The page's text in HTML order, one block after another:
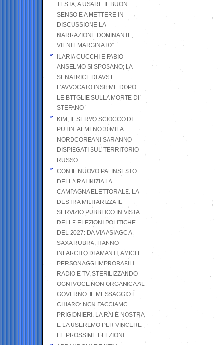
TESTA, A USARE IL BUON
SENSO E A METTERE IN
DISCUSSIONE LA
NARRAZIONE DOMINANTE,
VIENI EMARGINATO”
ILARIA CUCCHI E FABIO
ANSELMO SI SPOSANO; LA
SENATRICE DI AVS E
L’AVVOCATO INSIEME DOPO
LE BTTGLIE SULLA MORTE DI
STEFANO
KIM, IL SERVO SCIOCCO DI
PUTIN: ALMENO 30MILA
NORDCOREANI SARANNO
DISPIEGATI SUL TERRITORIO
RUSSO
CON IL NUOVO PALINSESTO
DELLA RAI INIZIA LA
CAMPAGNA ELETTORALE. LA
DESTRA MILITARIZZA IL
SERVIZIO PUBBLICO IN VISTA
DELLE ELEZIONI POLITICHE
DEL 2027: DA VIA ASIAGO A
SAXA RUBRA, HANNO
INFARCITO DI AMANTI, AMICI E
PERSONAGGI IMPROBABILI
RADIO E TV, STERILIZZANDO
OGNI VOCE NON ORGANICA AL
GOVERNO. IL MESSAGGIO È
CHIARO: NON FACCIAMO
PRIGIONIERI. LA RAI È NOSTRA
E LA USEREMO PER VINCERE
LE PROSSIME ELEZIONI